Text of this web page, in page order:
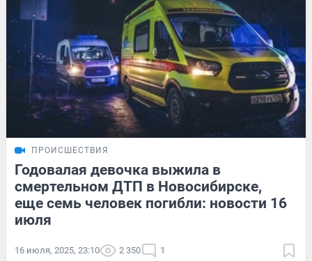
ПРОИСШЕСТВИЯ
Годовалая девочка выжила в
смертельном ДТП в Новосибирске,
еще семь человек погибли: новости 16
июля
16 июля, 2025, 23:10 2 350 1